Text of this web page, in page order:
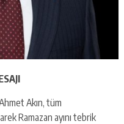
Akın, tüm
Ramazan ayını tebrik